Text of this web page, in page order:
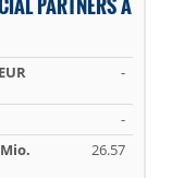
-
-
26.57